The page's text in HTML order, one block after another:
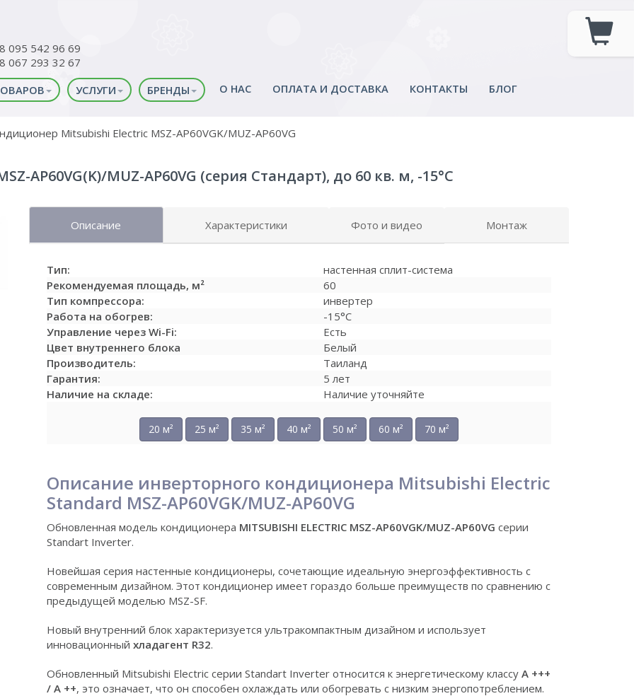
095 542 96 69
067 293 32 67
УСЛУГИ БРЕНДЫ О НАС ОПЛАТА И ДОСТАВКА КОНТАКТЫ БЛОГ
Mitsubishi Electric MSZ-AP60VGK/MUZ-AP60VG
AP60VG(K)/MUZ-AP60VG (серия Стандарт), до 60 кв. м, -15°C
Описание Характеристики Фото и видео Монтаж
Тип:
настенная сплит-система
Рекомендуемая площадь, м²
60
Тип компрессора:
инвертер
Работа на обогрев:
-15°C
Управление через Wi-Fi:
Есть
Цвет внутреннего блока
Белый
Производитель:
Таиланд
Гарантия:
5 лет
Наличие на складе:
Наличие уточняйте
20 м² 25 м² 35 м² 40 м² 50 м² 60 м² 70 м²
Описание инверторного кондиционера Mitsubishi Electric
Standard MSZ-AP60VGK/MUZ-AP60VG
Обновленная модель кондиционера MITSUBISHI ELECTRIC MSZ-AP60VGK/MUZ-AP60VG серии
Standart Inverter.
Новейшая серия настенные кондиционеры, сочетающие идеальную энергоэффективность с
современным дизайном. Этот кондиционер имеет гораздо больше преимуществ по сравнению с
предыдущей моделью MSZ-SF.
Новый внутренний блок характеризуется ультракомпактным дизайном и использует
инновационный хладагент R32.
Обновленный Mitsubishi Electric серии Standart Inverter относится к энергетическому классу A +++
/ A ++, это означает, что он способен охлаждать или обогревать с низким энергопотреблением.